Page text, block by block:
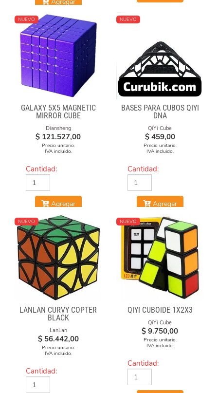
NUEVO
GALAXY 5X5 MAGNETIC
MIRROR CUBE
Diansheng
$ 121.527,00
Precio unitario.
IVA incluido.
Cantidad:
Agregar
NUEVO
BASES PARA CUBOS QIYI
DNA
QiYi Cube
$ 459,00
Precio unitario.
IVA incluido.
Cantidad:
Agregar
NUEVO
LANLAN CURVY COPTER
BLACK
LanLan
$ 56.442,00
Precio unitario.
IVA incluido.
Cantidad:
NUEVO
QIYI CUBOIDE 1X2X3
QiYi Cube
$ 9.750,00
Precio unitario.
IVA incluido.
Cantidad: